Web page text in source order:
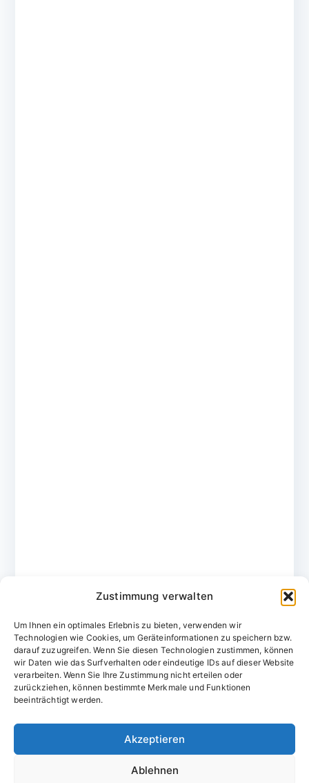
Zustimmung verwalten
Um Ihnen ein optimales Erlebnis zu bieten, verwenden wir
Technologien wie Cookies, um Geräteinformationen zu speichern bzw.
darauf zuzugreifen. Wenn Sie diesen Technologien zustimmen, können
wir Daten wie das Surfverhalten oder eindeutige IDs auf dieser Website
verarbeiten. Wenn Sie Ihre Zustimmung nicht erteilen oder
zurückziehen, können bestimmte Merkmale und Funktionen
beeinträchtigt werden.
Akzeptieren
Ablehnen
Domainvergabestelle.de